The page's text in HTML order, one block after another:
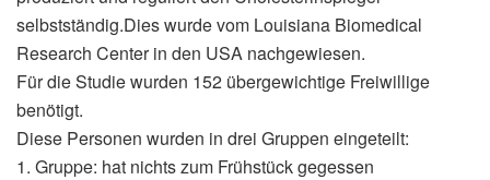
selbstständig.Dies wurde vom Louisiana Biomedical
Research Center in den USA nachgewiesen.
Für die Studie wurden 152 übergewichtige Freiwillige
benötigt.
Diese Personen wurden in drei Gruppen eingeteilt:
1. Gruppe: hat nichts zum Frühstück gegessen